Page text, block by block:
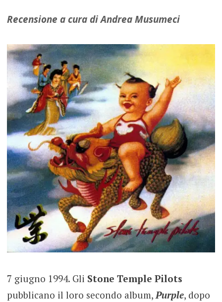
Recensione a cura di Andrea Musumeci
7 giugno 1994. Gli Stone Temple Pilots
pubblicano il loro secondo album,Purple, dopo